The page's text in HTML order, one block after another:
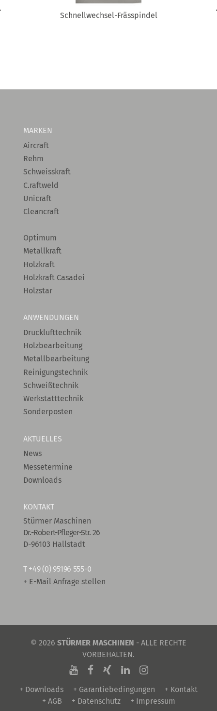
Schnellwechsel-Frässpindel
MARKEN
Aircraft
Rehm
Schweisskraft
C.raftweld
Unicraft
Cleancraft
Optimum
Metallkraft
Holzkraft
Holzkraft Casadei
Holzstar
ANWENDUNGEN
Drucklufttechnik
Holzbearbeitung
Metallbearbeitung
Reinigungstechnik
Schweißtechnik
Werkstatttechnik
Sonderposten
AKTUELLES
News
Messetermine
Downloads
KONTAKT
Stürmer Maschinen
Dr.-Robert-Pfleger-Str. 26
D-96103 Hallstadt
T +49 (0) 95196 555-0
+ E-Mail Anfrage stellen
© 2026 STÜRMER MASCHINEN - ALLE RECHTE
VORBEHALTEN.
+ Downloads + Garantiebedingungen
+ Kontakt
+ AGB
+ Datenschutz + Impressum